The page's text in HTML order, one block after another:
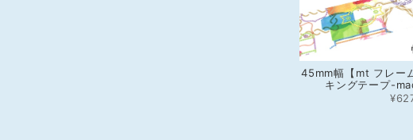
45mm幅【mt フレー
キングテープ-